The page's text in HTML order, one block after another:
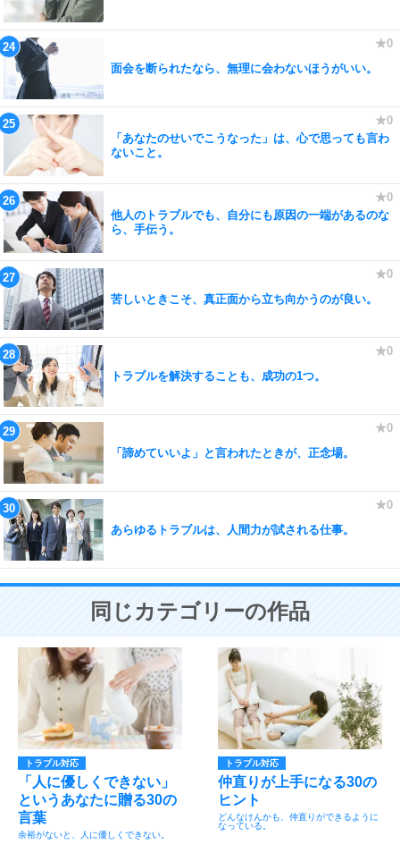
面会を断られたなら、無理に会わないほうがいい。
「あなたのせいでこうなった」は、心で思っても言わ
ないこと。
他人のトラブルでも、自分にも原因の一端があるのな
ら、手伝う。
苦しいときこそ、真正面から立ち向かうのが良い。
トラブルを解決することも、成功の1つ。
「諦めていいよ」と言われたときが、正念場。
あらゆるトラブルは、人間力が試される仕事。
同じカテゴリーの作品
トラブル対応
「人に優しくできない」
というあなたに贈る30の
言葉
余裕がないと、人に優しくできない。
トラブル対応
仲直りが上手になる30の
ヒント
どんなけんかも、仲直りができるように
なっている。